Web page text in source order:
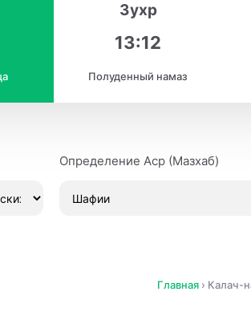
Зухр
13:12
Полуденный намаз
Определение Аср (Мазхаб)
Главная › Калач-